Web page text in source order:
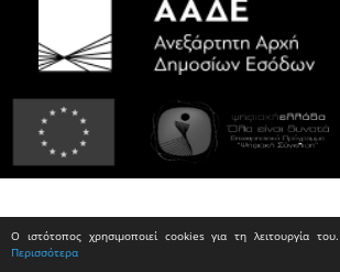
Ο ιστότοπος χρησιμοποιεί cookies για τη λειτουργία του.
Περισσότερα